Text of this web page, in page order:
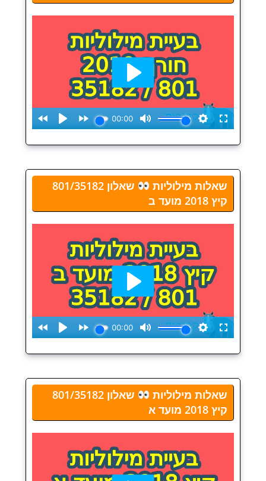
שאלות מילוליות
שאלון 801/35182
קיץ 2018 מועד ב
שאלות מילוליות
שאלון 801/35182
קיץ 2018 מועד א